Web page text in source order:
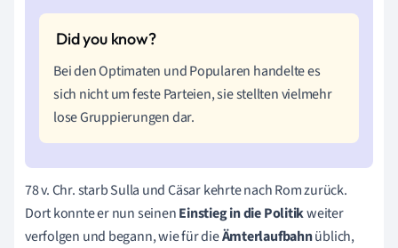
Bei den Optimaten und Popularen handelte es
sich nicht um feste Parteien, sie stellten vielmehr
lose Gruppierungen dar.
78 v. Chr. starb Sulla und Cäsar kehrte nach Rom zurück.
Dort konnte er nun seinenEinstieg in die Politikweiter
verfolgen und begann, wie für dieÄmterlaufbahnüblich,